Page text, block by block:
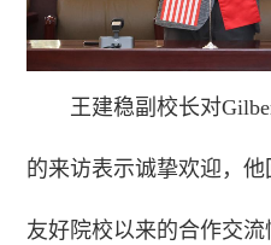
王建稳副校长对
的来访表示诚挚欢迎，
友好院校以来的合作交